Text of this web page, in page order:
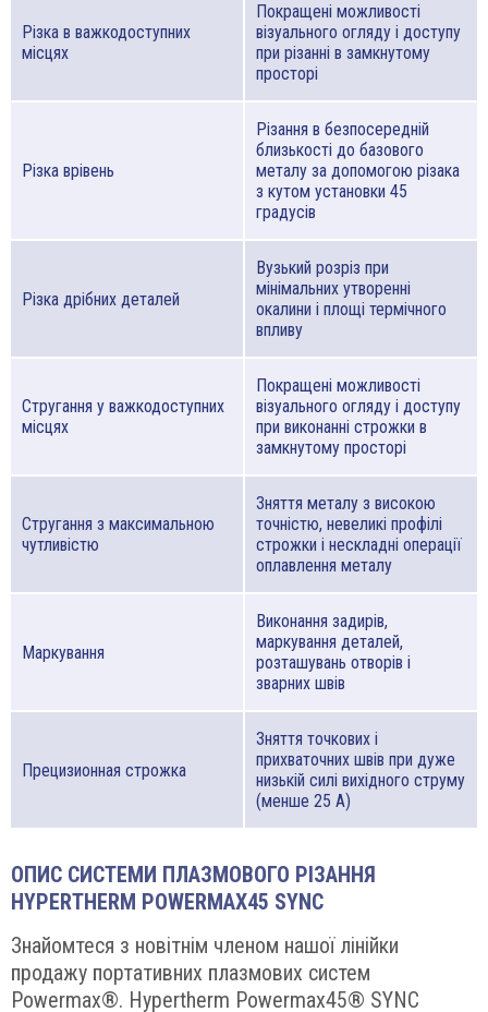
Різка в важкодоступних
місцях
Покращені можливості
візуального огляду і доступу
при різанні в замкнутому
просторі
Різка врівень
Різання в безпосередній
близькості до базового
металу за допомогою різака
з кутом установки 45
градусів
Різка дрібних деталей
Вузький розріз при
мінімальних утворенні
окалини і площі термічного
впливу
Стругання у важкодоступних
місцях
Покращені можливості
візуального огляду і доступу
при виконанні строжки в
замкнутому просторі
Стругання з максимальною
чутливістю
Зняття металу з високою
точністю, невеликі профілі
строжки і нескладні операції
оплавлення металу
Маркування
Виконання задирів,
маркування деталей,
розташувань отворів і
зварних швів
Прецизионная строжка
Зняття точкових і
прихваточних швів при дуже
низькій силі вихідного струму
(менше 25 A)
ОПИС СИСТЕМИ ПЛАЗМОВОГО РІЗАННЯ
HYPERTHERM POWERMAX45 SYNC
Знайомтеся з новітнім членом нашої лінійки
продажу портативних плазмових систем
Powermax®. Hypertherm Powermax45® SYNC